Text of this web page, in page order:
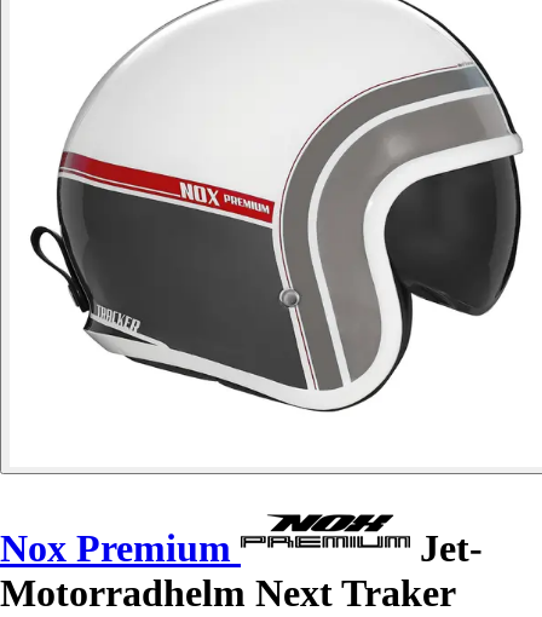
Nox Premium
Jet-
Motorradhelm Next Traker